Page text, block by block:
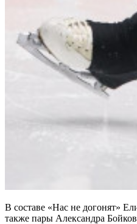
В составе «Нас не догонят»
также пары Александра